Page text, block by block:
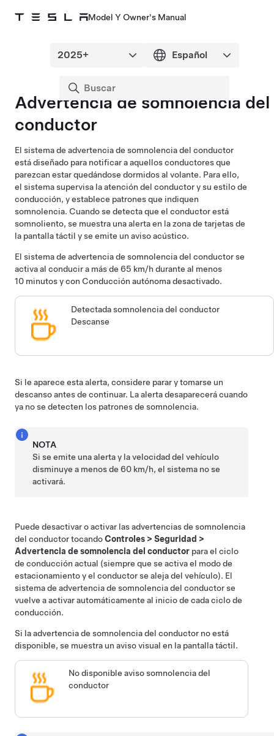
Model Y Owner's Manual
Advertencia de somnolencia del
conductor
El sistema de advertencia de somnolencia del conductor
está diseñado para notificar a aquellos conductores que
parezcan estar quedándose dormidos al volante. Para ello,
el sistema supervisa la atención del conductor y su estilo de
conducción, y establece patrones que indiquen
somnolencia. Cuando se detecta que el conductor está
somnoliento, se muestra una alerta en la zona de tarjetasde
la pantalla táctil y se emite un aviso acústico.
El sistema de advertencia de somnolencia del conductor se
activa al conducir a más de 65 km/h durante al menos
10 minutos y con Conducción autónomadesactivado.
Detectada somnolencia del conductor
Descanse
Si le aparece esta alerta, considere parar y tomarse un
descanso antes de continuar. La alerta desaparecerá cuando
ya no se detecten los patrones de somnolencia.
NOTA
Si se emite una alerta y la velocidad del vehículo
disminuye a menos de 60 km/h, el sistema no se
activará.
Puede desactivar o activar las advertencias de somnolencia
del conductor tocandoControles > Seguridad >
Advertencia de somnolencia del conductor para el ciclo
de conducción actual (siempre que se activa el modo de
estacionamiento y el conductor se aleja del vehículo). El
sistema de advertencia de somnolencia del conductor se
vuelve a activar automáticamente al inicio de cada ciclo de
conducción.
Si la advertencia de somnolencia del conductor no está
disponible, se muestra un aviso visual en la pantalla táctil.
No disponible aviso somnolencia del
conductor